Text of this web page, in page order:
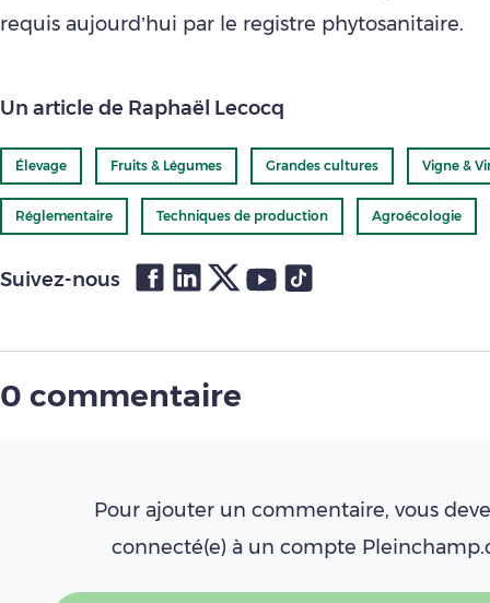
requis aujourd’hui par le registre phytosanitaire.
Un article de Raphaël Lecocq
Élevage Fruits & Légumes Grandes cultures Vigne &
Réglementaire Techniques de production Agroécologie
Suivez-nous
0 commentaire
Pour ajouter un commentaire, vous
connecté(e) à un compte